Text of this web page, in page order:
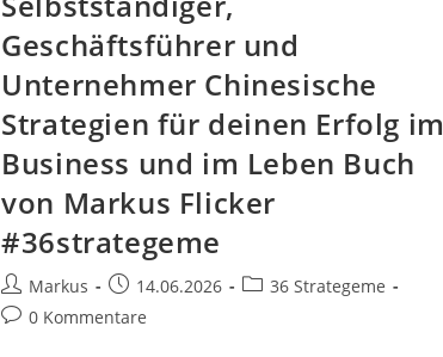
Geschäftsführer und
Unternehmer Chinesische
Strategien für deinen Erfolg im
Business und im Leben Buch
von Markus Flicker
#36strategeme
Beitrags-
Autor:
Markus
Beitrag
veröffentlicht:
14.06.2026
Beitrags-
36 Strategeme
Beitrags-
0 Kommentare